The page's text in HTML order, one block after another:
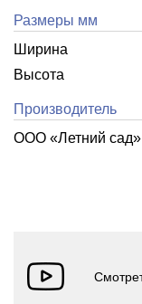
Размеры мм
Ширина
Высота
Производитель
ООО «Летний cад»